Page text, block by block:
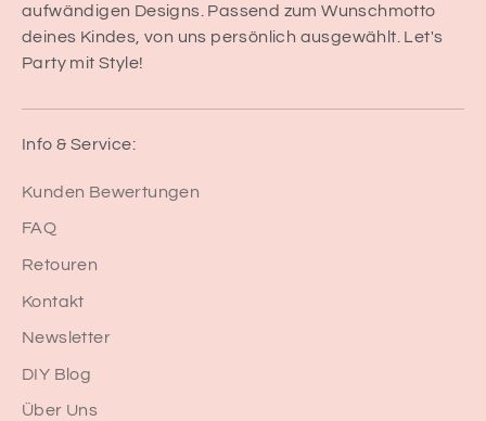
aufwändigen Designs. Passend zum Wunschmotto
deines Kindes, von uns persönlich ausgewählt. Let's
Party mit Style!
Info & Service:
Kunden Bewertungen
FAQ
Retouren
Kontakt
Newsletter
DIY Blog
Über Uns